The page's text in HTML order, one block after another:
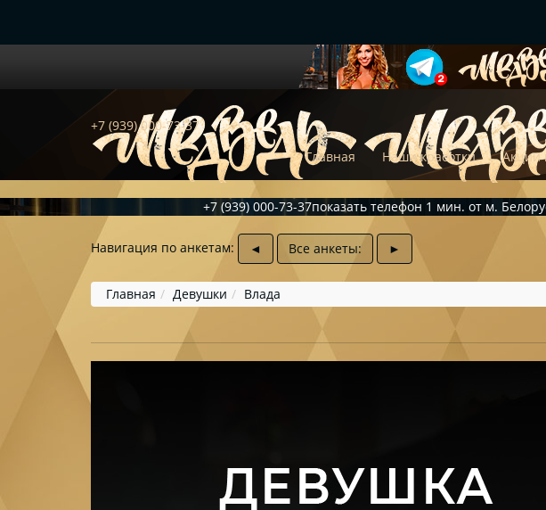
+7 (939) 000-73-37
Главная
Наши красотки Акции
+7 (939) 000-73-37показать телефон 1 мин. от м.
Навигация по анкетам: ◄ Все анкеты: ►
Главная Девушки Влада